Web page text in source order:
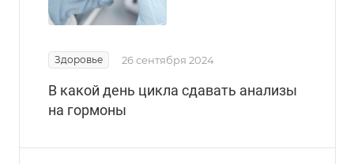
Здоровье 26 сентября 2024
В какой день цикла сдавать анализы
на гормоны